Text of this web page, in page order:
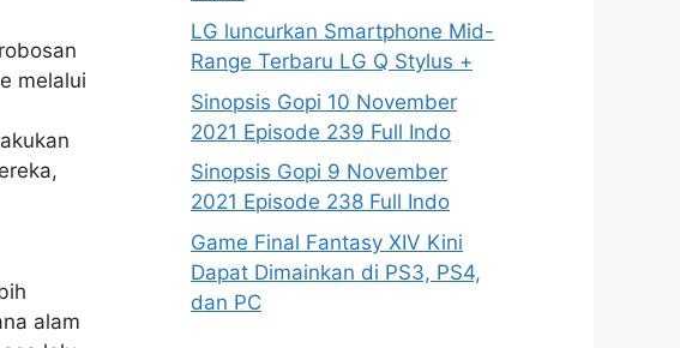
melalui
alam
LG luncurkan Smartphone Mid-
Range Terbaru LG Q Stylus +
Sinopsis Gopi 10 November
2021 Episode 239 Full Indo
Sinopsis Gopi 9 November
2021 Episode 238 Full Indo
Game Final Fantasy XIV Kini
Dapat Dimainkan di PS3, PS4,
dan PC